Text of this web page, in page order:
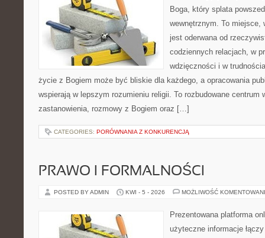
Boga, który splata
wewnętrznym. To miejsce,
jest oderwana od
codziennych relacjach, w
wdzięczności i w
życie z Bogiem może być bliskie dla każdego, a opracowania
wspierają w lepszym rozumieniu religii. To rozbudowane centrum
zastanowienia, rozmowy z Bogiem oraz […]
CATEGORIES: PORÓWNANIA Z KONKURENCJĄ
PRAWO I FORMALNOŚCI
POSTED BY ADMIN KWI - 5 - 2026 MOŻLIWOŚĆ
Prezentowana platforma
użyteczne informacje